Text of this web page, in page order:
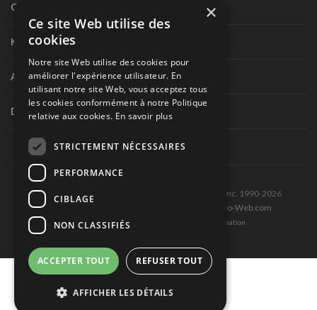
Circuit routier canadien
Karting
Autres séries nationales
Divers
Tous droits réservés © Les Éditions Pole-Position inc. 1990-2026
Ce site est produit et hébergé par Montréal-Photo-Web.com
Politique de confidentialité et Conditions d’utilisation
×
Ce site Web utilise des
cookies
Notre site Web utilise des cookies pour
améliorer l'expérience utilisateur. En
utilisant notre site Web, vous acceptez tous
les cookies conformément à notre Politique
relative aux cookies. En savoir plus
STRICTEMENT NÉCESSAIRES
PERFORMANCE
CIBLAGE
NON CLASSIFIÉS
ACCEPTER TOUT REFUSER TOUT
AFFICHER LES DÉTAILS